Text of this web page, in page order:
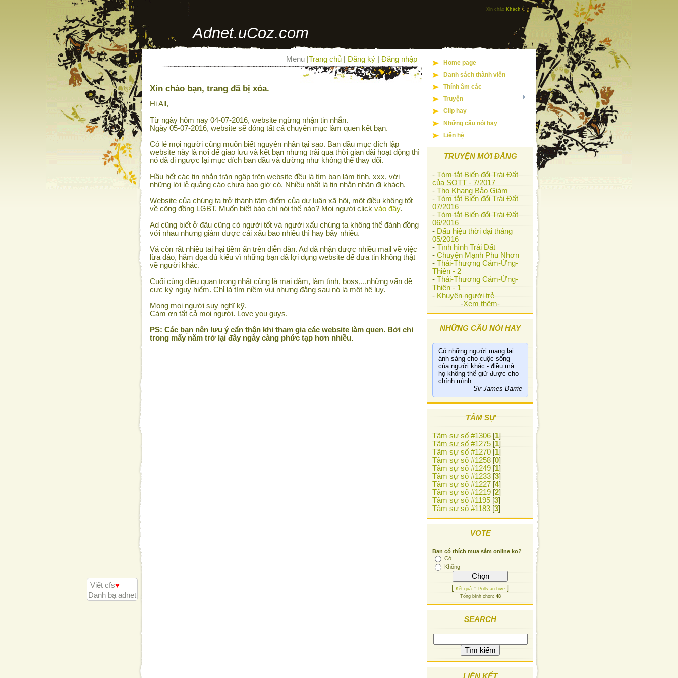
Xin chào Khách
Adnet.uCoz.com
Menu Trang chủ Đăng ký Đăng nhập
Xin chào bạn, trang đã bị xóa.
Hi All,
Từ ngày hôm nay 04-07-2016, website ngừng nhận tin nhắn.
Ngày 05-07-2016, website sẽ đóng tất cả chuyên mục làm quen kết bạn.
Có lẻ mọi người cũng muốn biết nguyên nhân tại sao. Ban đầu mục đích lập
website này là nơi để giao lưu và kết bạn nhưng trãi qua thời gian dài hoạt động thì
nó đã đi ngược lại mục đích ban đầu và dường như không thể thay đổi.
Hầu hết các tin nhắn tràn ngập trên website đều là tìm bạn làm tình, xxx, với
những lời lẻ quảng cáo chưa bao giờ có. Nhiều nhất là tin nhắn nhận đi khách.
Website của chúng ta trở thành tâm điểm của dư luận xã hội, một điều không tốt
về cộng đồng LGBT. Muốn biết báo chí nói thế nào? Mọi người click vào đây.
Ad cũng biết ở đâu cũng có người tốt và người xấu chúng ta không thể đánh đồng
với nhau nhưng giảm được cái xấu bao nhiêu thì hay bấy nhiêu.
Vả còn rất nhiều tai hại tiềm ẩn trên diễn đàn. Ad đã nhận được nhiều mail về việc
lừa đảo, hăm dọa đủ kiểu vì những bạn đã lợi dụng website để đưa tin không thật
về người khác.
Cuối cùng điều quan trọng nhất cũng là mại dâm, làm tình, boss,...những vấn đề
cực kỳ nguy hiểm. Chỉ là tìm niềm vui nhưng đằng sau nó là một hệ lụy.
Mong mọi người suy nghĩ kỹ.
Cám ơn tất cả mọi người. Love you guys.
PS: Các bạn nên lưu ý cẩn thận khi tham gia các website làm quen. Bởi chỉ
trong mấy năm trở lại đây ngày càng phức tạp hơn nhiều.
Home page
Danh sách thành viên
Thính âm các
Truyện
Clip hay
Những câu nói hay
Liên hệ
TRUYỆN MỚI ĐĂNG
- Tóm tắt Biến đổi Trái Đất
của SOTT - 7/2017
- Thọ Khang Bảo Giám
- Tóm tắt Biến đổi Trái Đất
07/2016
- Tóm tắt Biến đổi Trái Đất
06/2016
- Dấu hiệu thời đại tháng
05/2016
- Tình hình Trái Đất
- Chuyện Mạnh Phu Nhơn
- Thái-Thượng Cảm-Ứng-
Thiên - 2
- Thái-Thượng Cảm-Ứng-
Thiên - 1
- Khuyên người trẻ
-Xem thêm-
NHỮNG CÂU NÓI HAY
Có những người mang lại
ánh sáng cho cuộc sống
của người khác - điều mà
họ không thể giữ được cho
chính mình.
Sir James Barrie
TÂM SỰ
Tâm sự số #1306 [1]
Tâm sự số #1275 [1]
Tâm sự số #1270 [1]
Tâm sự số #1258 [0]
Tâm sự số #1249 [1]
Tâm sự số #1233 [3]
Tâm sự số #1227 [4]
Tâm sự số #1219 [2]
Tâm sự số #1195 [3]
Tâm sự số #1183 [3]
VOTE
Bạn có thích mua sắm online ko?
Có
Không
[ Kết quả · Polls archive ]
Tổng bình chọn: 48
SEARCH
Viết cfs♥
Danh bạ adnet